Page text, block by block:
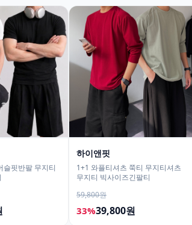
슬핏반팔 무지티
하이앤핏
1+1 와플티셔츠 쭉티 무지티셔츠
무지티 빅사이즈긴팔티
59,800원
33%39,800원